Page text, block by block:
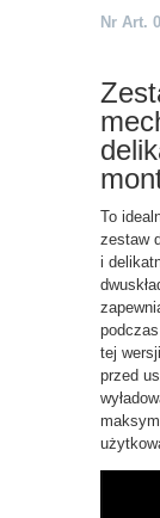
Nr Art.
To
zestaw
i
tej
przed